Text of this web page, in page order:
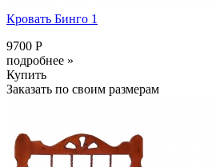
Кровать Бинго 1
9700 Р
подробнее »
Купить
Заказать по своим размерам